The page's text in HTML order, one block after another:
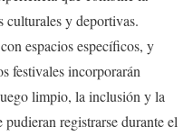
y deportivas.
espacios específicos, y
festivales incorporarán
limpio, la inclusión y la
registrarse durante el